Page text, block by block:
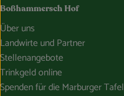
Boßhammersch Hof
Über uns
Landwirte und Partner
Stellenangebote
Trinkgeld online
Spenden für die Marburger Tafel